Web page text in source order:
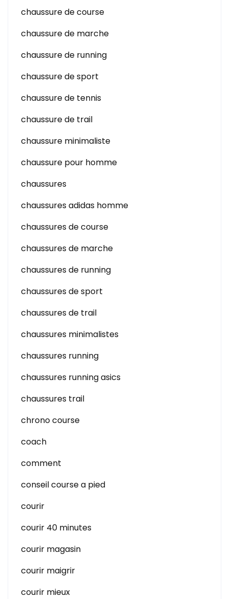
chaussure de course
chaussure de marche
chaussure de running
chaussure de sport
chaussure de tennis
chaussure de trail
chaussure minimaliste
chaussure pour homme
chaussures
chaussures adidas homme
chaussures de course
chaussures de marche
chaussures de running
chaussures de sport
chaussures de trail
chaussures minimalistes
chaussures running
chaussures running asics
chaussures trail
chrono course
coach
comment
conseil course a pied
courir
courir 40 minutes
courir magasin
courir maigrir
courir mieux